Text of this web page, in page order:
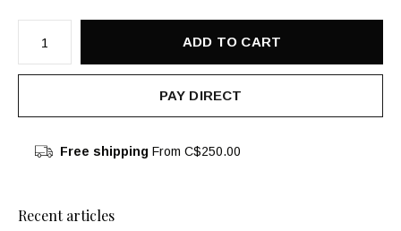
ADD TO CART
PAY DIRECT
Free shipping From C$250.00
Recent articles